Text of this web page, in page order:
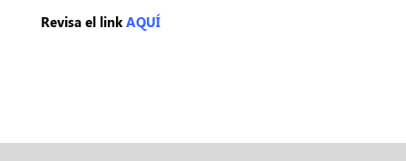
Revisa el linkAQUÍ